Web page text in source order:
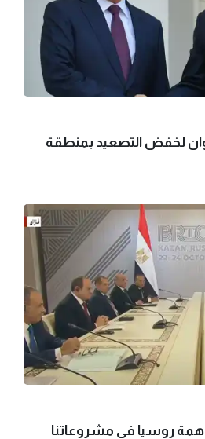
لخفض التصعيد بمنطقة
روسيا في مشروعاتنا